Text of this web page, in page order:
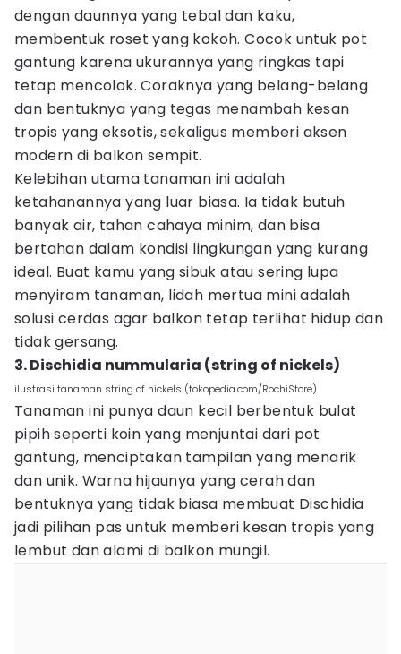
dengan daunnya yang tebal dan kaku,
membentuk roset yang kokoh. Cocok untuk pot
gantung karena ukurannya yang ringkas tapi
tetap mencolok. Coraknya yang belang-belang
dan bentuknya yang tegas menambah kesan
tropis yang eksotis, sekaligus memberi aksen
modern di balkon sempit.
Kelebihan utama tanaman ini adalah
ketahanannya yang luar biasa. Ia tidak butuh
banyak air, tahan cahaya minim, dan bisa
bertahan dalam kondisi lingkungan yang kurang
ideal. Buat kamu yang sibuk atau sering lupa
menyiram tanaman, lidah mertua mini adalah
solusi cerdas agar balkon tetap terlihat hidup dan
tidak gersang.
3. Dischidia nummularia (string of nickels)
ilustrasi tanaman string of nickels (tokopedia.com/RochiStore)
Tanaman ini punya daun kecil berbentuk bulat
pipih seperti koin yang menjuntai dari pot
gantung, menciptakan tampilan yang menarik
dan unik. Warna hijaunya yang cerah dan
bentuknya yang tidak biasa membuat Dischidia
jadi pilihan pas untuk memberi kesan tropis yang
lembut dan alami di balkon mungil.